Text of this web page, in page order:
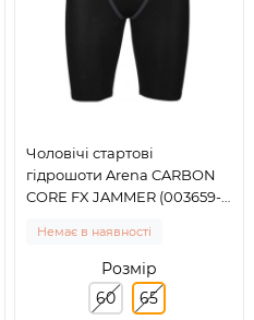
Чоловічі стартові
гідрошоти Arena CARBON
CORE FX JAMMER (003659-
Немає в наявності
Розмір
60
65